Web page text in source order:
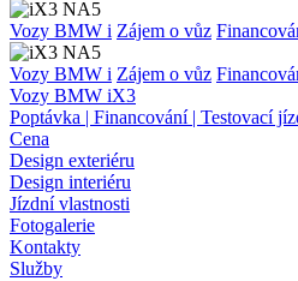
Vozy BMW i Zájem o vůz
Vozy BMW i Zájem o vůz
Vozy BMW iX3
Poptávka | Financování | Testovací
Cena
Design exteriéru
Design interiéru
Jízdní vlastnosti
Fotogalerie
Kontakty
Služby